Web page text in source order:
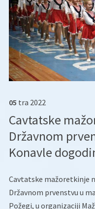
05 tra 2022
Cavtatske
Državnom
Konavle
Cavtatske mažoretkinje
Državnom prvenstvu u
Požegi, u organizaciji